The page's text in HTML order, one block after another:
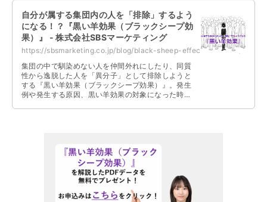
自分が属する集団内の人を「排除」するよう
になる！？『黒い羊効果（ブラックシープ効
果）』 - 株式会社SBSマーケティング
https://sbsmarketing.co.jp/blog/black-sheep-effect-2025-04/
集団の中で馴染めない人を仲間外れにしたり、同質
性から逸脱した人を「異分子」として排除しようと
する『黒い羊効果（ブラックシープ効果）』。発生
例や発生する原因、黒い羊効果の対象になった時の